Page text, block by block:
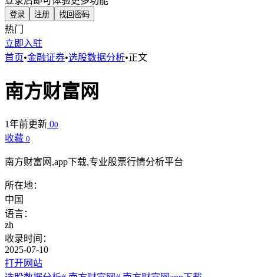
登录 注册 找回密码
热门
立即入驻
首页•金融证券•选股数据分析•正文
南方财富网
1年前更新 00
收藏 0
南方财富网,app下载,专业股票行情分析平台
所在地：
中国
语言：
zh
收录时间：
2025-07-10
打开网站